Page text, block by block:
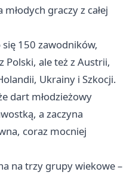
graczy z całej
150 zawodników,
ale też z Austrii,
Ukrainy i Szkocji.
dart młodzieżowy
a zaczyna
coraz mocniej
na trzy grupy wiekowe –